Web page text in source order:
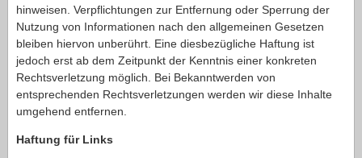
hinweisen. Verpflichtungen zur Entfernung oder Sperrung der
Nutzung von Informationen nach den allgemeinen Gesetzen
bleiben hiervon unberührt. Eine diesbezügliche Haftung ist
jedoch erst ab dem Zeitpunkt der Kenntnis einer konkreten
Rechtsverletzung möglich. Bei Bekanntwerden von
entsprechenden Rechtsverletzungen werden wir diese Inhalte
umgehend entfernen.
Haftung für Links